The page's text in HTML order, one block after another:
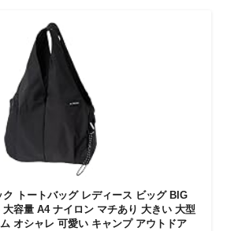
ク トートバッグ レディース ビッグ BIG
大容量 A4 ナイロン マチあり 大きい 大型
オシャレ 可愛い キャンプ アウトドア